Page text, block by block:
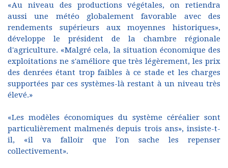
«Au niveau des productions végétales, on retiendra
aussi une météo globalement favorable avec des
rendements supérieurs aux moyennes historiques»,
développe le président de la chambre régionale
d'agriculture. «Malgré cela, la situation économique des
exploitations ne s'améliore que très légèrement, les prix
des denrées étant trop faibles à ce stade et les charges
supportées par ces systèmes-là restant à un niveau très
élevé.»
«Les modèles économiques du système céréalier sont
particulièrement malmenés depuis trois ans», insiste-t-
il, «il va falloir que l'on sache les repenser
collectivement».